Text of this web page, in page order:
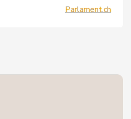
Parlament.ch